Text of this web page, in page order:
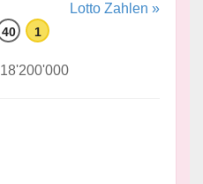
Lotto Zahlen »
40 1